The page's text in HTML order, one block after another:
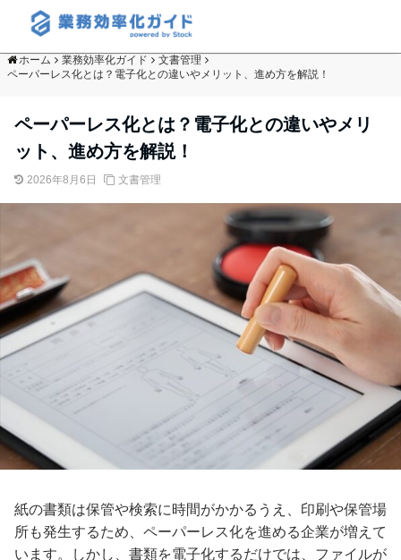
ホーム 業務効率化ガイド
文書管理
ペーパーレス化とは？電子化との違いやメリット、進め方を解説！
ペーパーレス化とは？電子化との違いやメリ
ット、進め方を解説！
2026年8月6日 文書管理
紙の書類は保管や検索に時間がかかるうえ、印刷や保管場
所も発生するため、ペーパーレス化を進める企業が増えて
います。しかし、書類を電子化するだけでは、ファイルが